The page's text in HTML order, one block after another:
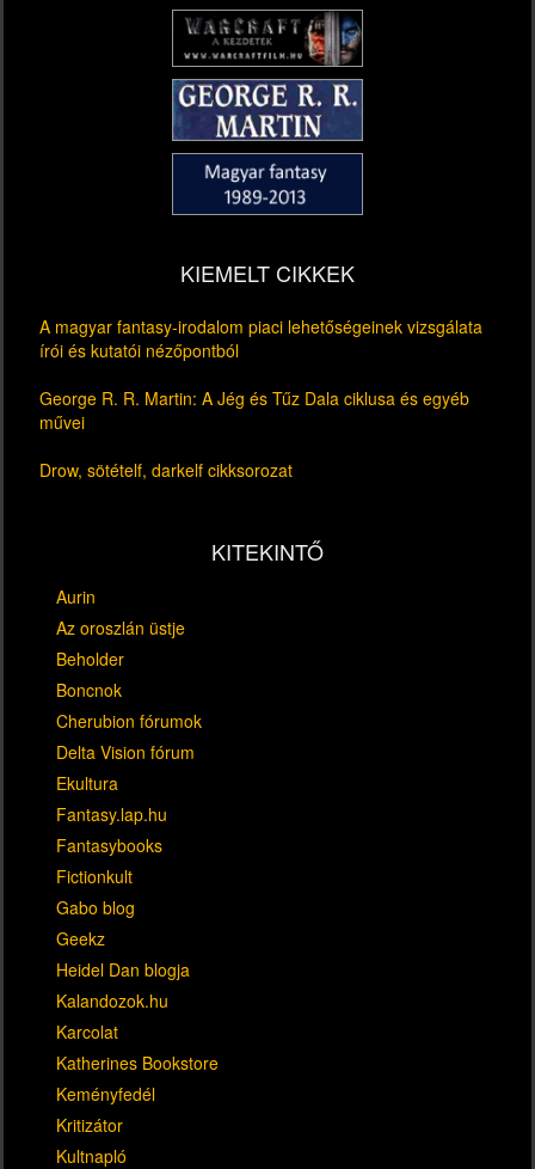
KIEMELT CIKKEK
A magyar fantasy-irodalom piaci lehetőségeinek vizsgálata
írói és kutatói nézőpontból
George R. R. Martin: A Jég és Tűz Dala ciklusa és egyéb
művei
Drow, sötételf, darkelf cikksorozat
KITEKINTŐ
Aurin
Az oroszlán üstje
Beholder
Boncnok
Cherubion fórumok
Delta Vision fórum
Ekultura
Fantasy.lap.hu
Fantasybooks
Fictionkult
Gabo blog
Geekz
Heidel Dan blogja
Kalandozok.hu
Karcolat
Katherines Bookstore
Keményfedél
Kritizátor
Kultnapló